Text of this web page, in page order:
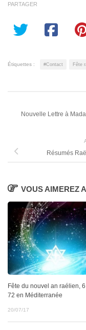
PARTAGER
Étiquettes : #Contact Fête
Nouvelle Lettre à
Résumés
VOUS AIMEREZ
Fête du nouvel an raélien,
72 en Méditerranée
20/07/17